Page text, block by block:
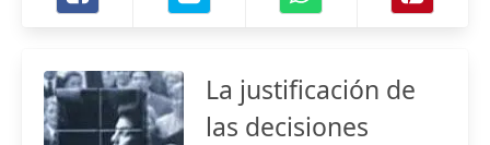
La justificación de
las decisiones